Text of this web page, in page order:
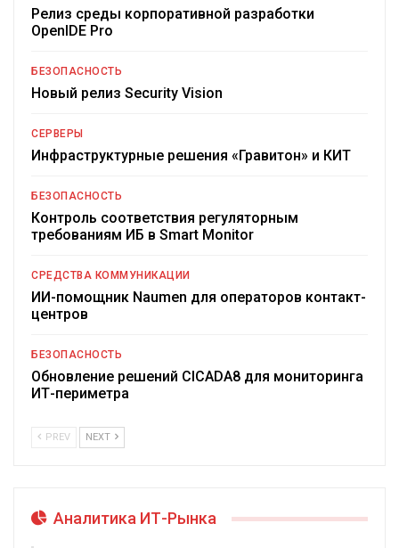
Релиз среды корпоративной разработки
OpenIDE Pro
БЕЗОПАСНОСТЬ
Новый релиз Security Vision
СЕРВЕРЫ
Инфраструктурные решения «Гравитон» и КИТ
БЕЗОПАСНОСТЬ
Контроль соответствия регуляторным
требованиям ИБ в Smart Monitor
СРЕДСТВА КОММУНИКАЦИИ
ИИ-помощник Naumen для операторов контакт-
центров
БЕЗОПАСНОСТЬ
Обновление решений CICADA8 для мониторинга
ИТ-периметра
PREV NEXT
Аналитика ИТ-Рынка